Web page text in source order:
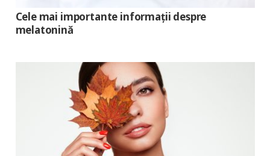
Cele mai importante informații despre
melatonină